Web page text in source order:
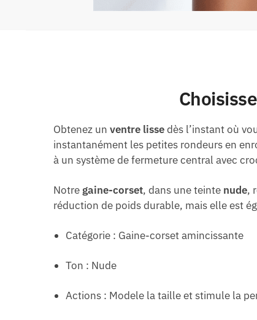
Obtenez unventre lissedès l’instant où
instantanément les petites rondeurs en
à un système de fermeture central avec
Notre gaine-corset, dans une teinte nude,
réduction de poids durable, mais elle est
Catégorie : Gaine-corset amincissante
Ton : Nude
Actions : Modele la taille et stimule la